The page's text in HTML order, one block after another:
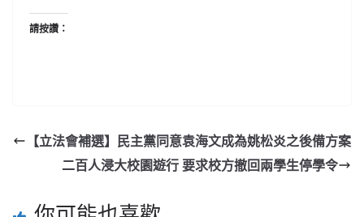
請按讚：
【立法會補選】民主黨同意袁海文成為姚松炎之後備方案
二百人浸大校園遊行 要求校方撤回兩學生停學令